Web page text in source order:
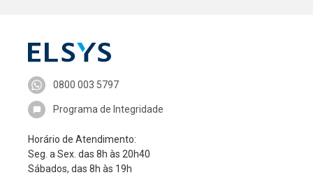
0800 003 5797
Programa de Integridade
Horário de Atendimento:
Seg. a Sex. das 8h às 20h40
Sábados, das 8h às 19h